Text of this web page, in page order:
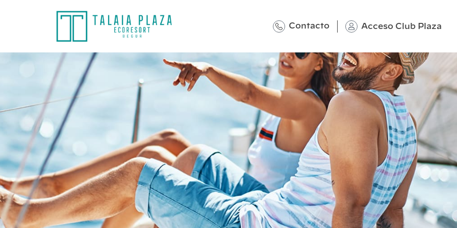
Contacto Acceso Club Plaza